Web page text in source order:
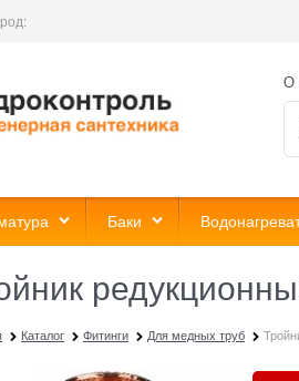
О
Баки
Каталог Фитинги Для медных труб